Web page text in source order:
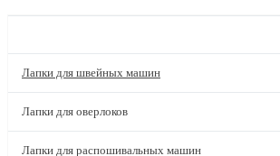
Лапки для швейных машин
Лапки для оверлоков
Лапки для распошивальных машин